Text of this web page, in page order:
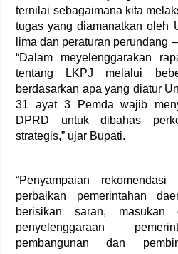
ternilai sebagaimana kita
tugas yang diamanatkan oleh
lima dan peraturan perundang
“Dalam meyelenggarakan
tentang LKPJ melalui
berdasarkan apa yang diatur
31 ayat 3 Pemda wajib
DPRD untuk dibahas
strategis,” ujar Bupati.
“Penyampaian
perbaikan pemerintahan
berisikan saran, masukan
penyelenggaraan
pembangunan dan